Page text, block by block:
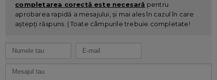
completarea corectă este necesară pentru
aprobarea rapidă a mesajului, și mai ales în cazul în care
aștepți răspuns. | Toate câmpurile trebuie completate!